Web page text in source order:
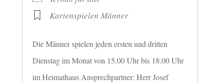
Kartenspielen Männer
Die Männer spielen jeden ersten und dritten
Dienstag im Monat von 15.00 Uhr bis 18.00 Uhr
im Heimathaus Ansprechpartner: Herr Josef